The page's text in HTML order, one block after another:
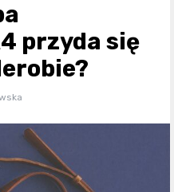
przyda się